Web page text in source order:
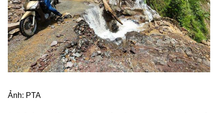
Ảnh: PTA